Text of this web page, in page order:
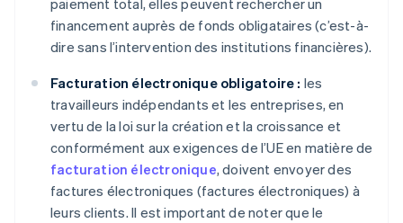
paiement total, elles peuvent rechercher un
financement auprès de fonds obligataires (c’est-à-
dire sans l’intervention des institutions financières).
Facturation électronique obligatoire : les
travailleurs indépendants et les entreprises, en
vertu de la loi sur la création et la croissance et
conformément aux exigences de l’UE en matière de
facturation électronique, doivent envoyer des
factures électroniques (factures électroniques) à
leurs clients. Il est important de noter que le